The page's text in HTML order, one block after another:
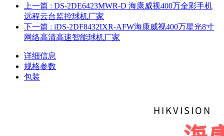
上一篇 : DS-2DE6423MWR-D 海康威视400万全彩手机
远程云台监控球机厂家
下一篇 : iDS-2DF8432IXR-AFW海康威视400万星光8寸
网络高清高速智能球机厂家
详细信息
规格参数
包装